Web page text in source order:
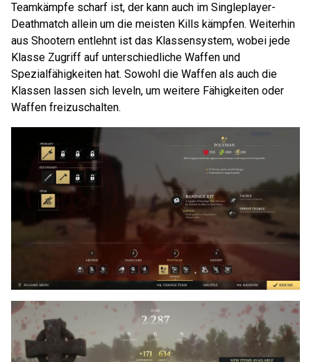
Teamkämpfe scharf ist, der kann auch im Singleplayer-
Deathmatch allein um die meisten Kills kämpfen. Weiterhin
aus Shootern entlehnt ist das Klassensystem, wobei jede
Klasse Zugriff auf unterschiedliche Waffen und
Spezialfähigkeiten hat. Sowohl die Waffen als auch die
Klassen lassen sich leveln, um weitere Fähigkeiten oder
Waffen freizuschalten.